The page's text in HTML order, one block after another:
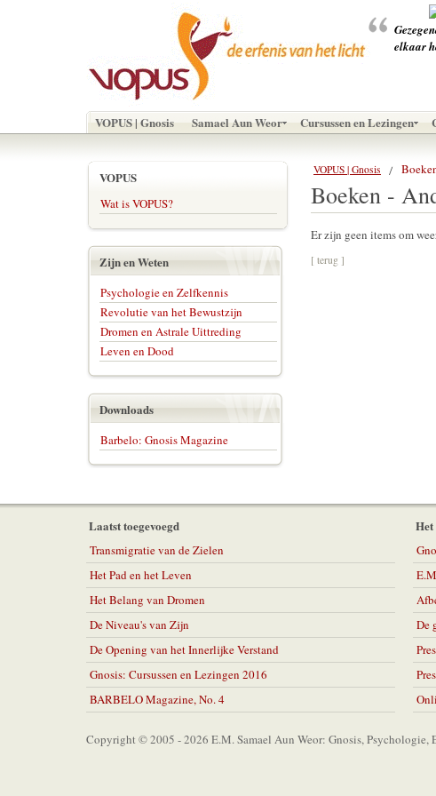
elkaar
VOPUS | Gnosis Samael Aun Weor Cursussen en Lezingen
VOPUS | Gnosis
Boeken -
Er zijn geen items om
[ terug ]
VOPUS
Wat is VOPUS?
Zijn en Weten
Psychologie en Zelfkennis
Revolutie van het Bewustzijn
Dromen en Astrale Uittreding
Leven en Dood
Downloads
Barbelo: Gnosis Magazine
Laatst toegevoegd
Transmigratie van de Zielen
Het Pad en het Leven
Het Belang van Dromen
De Niveau's van Zijn
De Opening van het Innerlijke Verstand
Gnosis: Cursussen en Lezingen 2016
BARBELO Magazine, No. 4
De
Copyright © 2005 - 2026 E.M. Samael Aun Weor: Gnosis, Psychologie,